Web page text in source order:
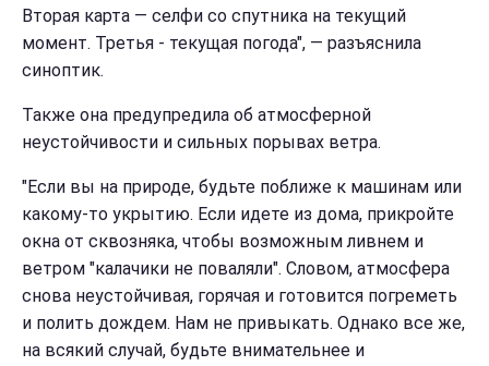
Вторая карта — селфи со спутника на текущий
момент. Третья - текущая погода", — разъяснила
синоптик.
Также она предупредила об атмосферной
неустойчивости и сильных порывах ветра.
"Если вы на природе, будьте поближе к машинам или
какому-то укрытию. Если идете из дома, прикройте
окна от сквозняка, чтобы возможным ливнем и
ветром "калачики не поваляли". Словом, атмосфера
снова неустойчивая, горячая и готовится погреметь
и полить дождем. Нам не привыкать. Однако все же,
на всякий случай, будьте внимательнее и